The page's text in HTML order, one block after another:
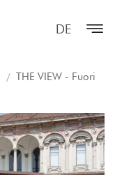
DE
THE VIEW - Fuori